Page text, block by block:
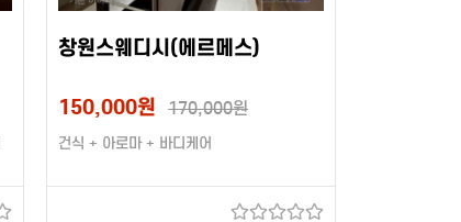
창원스웨디시(에르메스)
150,000원 170,000원
건식 + 아로마 + 바디케어